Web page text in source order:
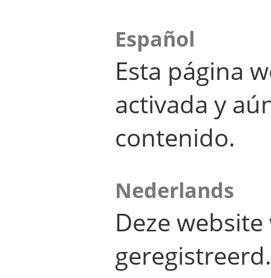
Español
Esta página
activada y
contenido.
Nederlands
Deze